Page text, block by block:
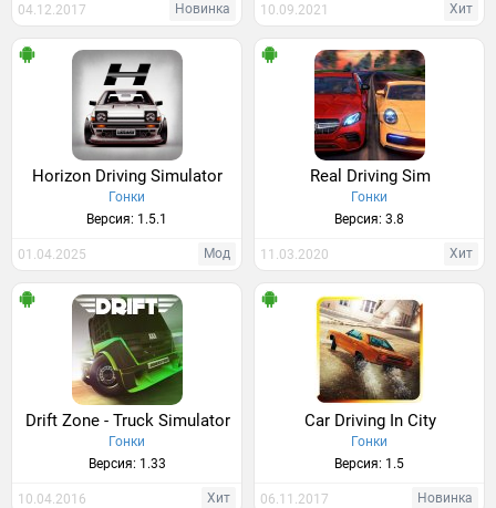
04.12.2017 Новинка 10.09.2021 Хит
Horizon Driving Simulator
Гонки
Версия: 1.5.1
01.04.2025 Мод
Real Driving Sim
Гонки
Версия: 3.8
11.03.2020 Хит
Drift Zone - Truck Simulator
Гонки
Версия: 1.33
10.04.2016 Хит
Car Driving In City
Гонки
Версия: 1.5
06.11.2017 Новинка